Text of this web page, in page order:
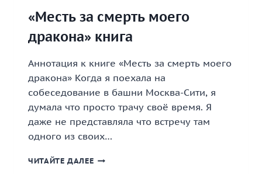
«Месть за смерть моего
дракона» книга
Аннотация к книге «Месть за смерть моего
дракона» Когда я поехала на
собеседование в башни Москва-Сити, я
думала что просто трачу своё время. Я
даже не представляла что встречу там
одного из своих…
ЧИТАЙТЕ ДАЛЕЕ «МЕСТЬ